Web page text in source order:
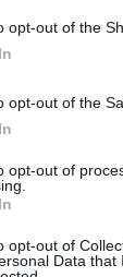
opt-out of the
opt-out of the
opt-out of
opt-out of
Data that
. Porta